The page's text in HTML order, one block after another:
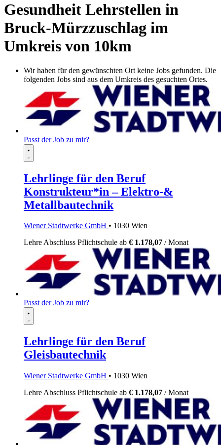
Gesundheit Lehrstellen in
Bruck-Mürzzuschlag im
Umkreis von 10km
Wir haben für den gewünschten Ort keine Jobs gefunden. Die
folgenden Jobs sind aus dem Umkreis des gesuchten Ortes.
Passt der Job zu mir?
Lehrlinge für den Beruf
Konstrukteur*in – Elektro-&
Metallbautechnik
Wiener Stadtwerke GmbH • 1030 Wien
LehreAbschluss Pflichtschule ab € 1.178,07 / Monat
Passt der Job zu mir?
Lehrlinge für den Beruf
Gleisbautechnik
Wiener Stadtwerke GmbH • 1030 Wien
Lehre Abschluss Pflichtschule ab € 1.178,07 / Monat